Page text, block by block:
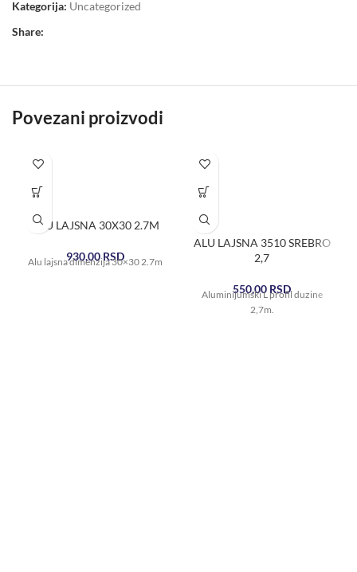
Kategorija: Uncategorized
Share:
Povezani proizvodi
ALU LAJSNA 30X30 2.7M
930,00RSD
Alu lajsna dimenzija 30×30 2.7m
ALU LAJSNA 3510 SREBRO
2,7
550,00 RSD
Aluminijumski L profil duzine
2,7m.